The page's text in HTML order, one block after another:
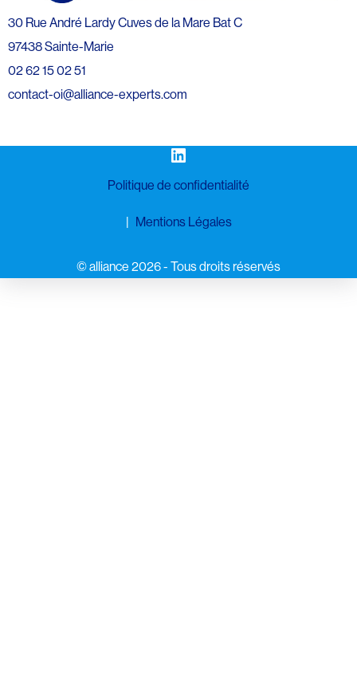
30 Rue André Lardy Cuves de la Mare Bat C
97438 Sainte-Marie
02 62 15 02 51
contact-oi@alliance-experts.com
LinkedIn
Politique de confidentialité
Mentions Légales
©️ alliance 2026 - Tous droits réservés